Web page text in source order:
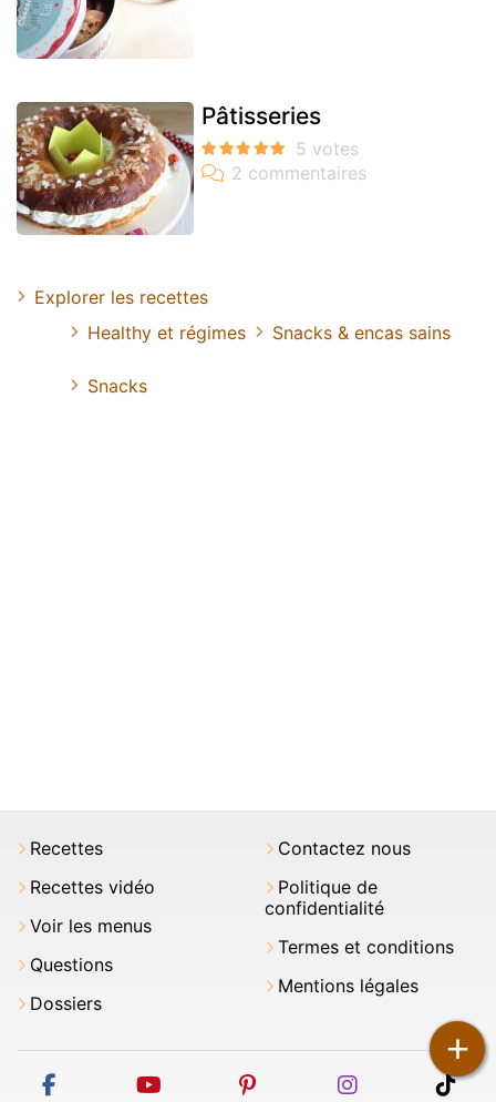
+
Pâtisseries
Explorer les recettes
Healthy et régimes
Snacks & encas sains
Snacks
Recettes
Recettes vidéo
Voir les menus
Questions
Dossiers
Contactez nous
Politique de
confidentialité
Termes et conditions
Mentions légales
facebook youtube pinterest instagram